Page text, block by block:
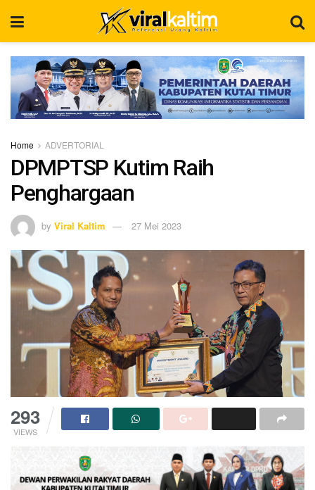
Home ADVERTORIAL
DPMPTSP Kutim Raih
Penghargaan
by Viral Kaltim 27 Mei 2023
293
VIEWS